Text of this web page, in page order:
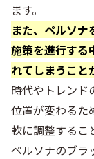
ます。
また、ペルソ
施策を進行する
れてしまうこと
時代やトレンド
位置が変わるた
軟に調整するこ
ペルソナのブラ